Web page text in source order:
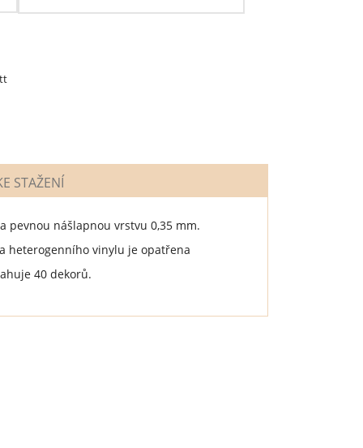
STAŽENÍ
a pevnou nášlapnou vrstvu 0,35 mm.
heterogenního vinylu je opatřena
40 dekorů.